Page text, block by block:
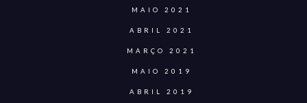
MAIO 2021
ABRIL 2021
MARÇO 2021
MAIO 2019
ABRIL 2019